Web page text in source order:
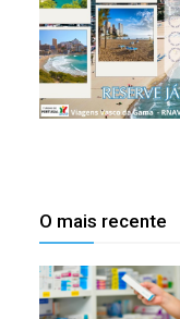
O mais recente